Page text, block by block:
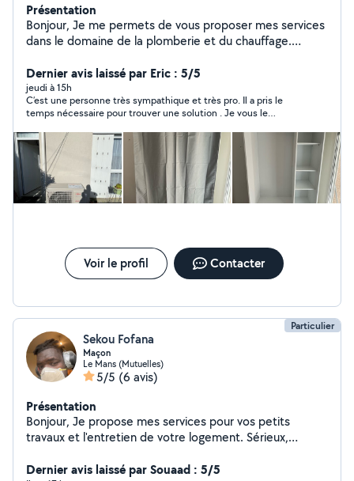
Présentation
Bonjour, Je me permets de vous proposer mes services
dans le domaine de la plomberie et du chauffage.
fuite d'eau, remplacement d'équipements, entretien
chauffage, etc. Je suis disponible rapidement et je
travaille avec sérieux et professionnalisme. Pour toute
question ou pour un devis gratuit, et aussi dans le
nettoyage que ça soit lavage auto à domicile ou
nettoyage des appartements ou maisons merci de
votre confiance cordialement
Dernier avis laissé par Eric : 5/5
jeudi à 15h
C’est une personne très sympathique et très pro. Il a pris le
temps nécessaire pour trouver une solution . Je vous le
Voir le profil Contacter
Particulier
Sekou Fofana
Maçon
Le Mans (Mutuelles)
5/5 (6 avis)
Présentation
Bonjour, Je propose mes services pour vos petits
travaux et l'entretien de votre logement. Sérieux,
qualité. Mes services : Pose de papier peint Petite
Dernier avis laissé par Souaad : 5/5